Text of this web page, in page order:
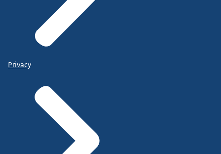
Privacy